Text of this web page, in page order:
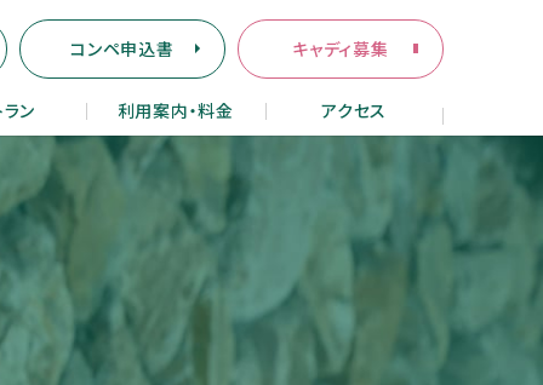
コンペ申込書 キャディ募集
ラン 利用案内・料金 アクセス